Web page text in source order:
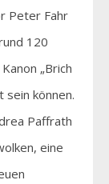
Peter Fahr
120
„Brich
sein können.
Paffrath
eine